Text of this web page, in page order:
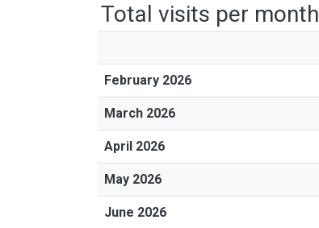
Total visits per month
February 2026
March 2026
April 2026
May 2026
June 2026